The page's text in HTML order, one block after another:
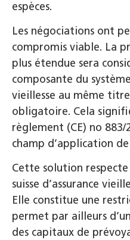
espèces.
Les négociations ont
compromis viable. La
plus étendue sera
composante du
vieillesse au même titre
obligatoire. Cela
règlement (CE) no
champ d’application
Cette solution
suisse d’assurance
Elle constitue une
permet par ailleurs
des capitaux de